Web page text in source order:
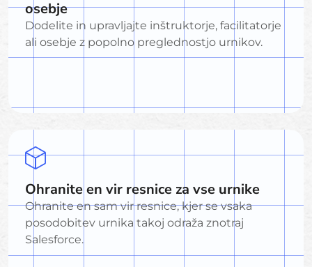
osebje
Dodelite in upravljajte inštruktorje, facilitatorje
ali osebje z popolno preglednostjo urnikov.
Ohranite en vir resnice za vse urnike
Ohranite en sam vir resnice, kjer se vsaka
posodobitev urnika takoj odraža znotraj
Salesforce.